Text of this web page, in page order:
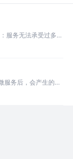
服务无法承受过多的
加节点，水平扩展
服务后，会产生的问
心实战），服务与